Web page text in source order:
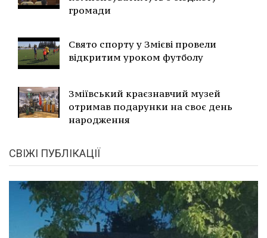
громади
Свято спорту у Змієві провели
відкритим уроком футболу
Зміївський краєзнавчий музей
отримав подарунки на своє день
народження
СВІЖІ ПУБЛІКАЦІЇ